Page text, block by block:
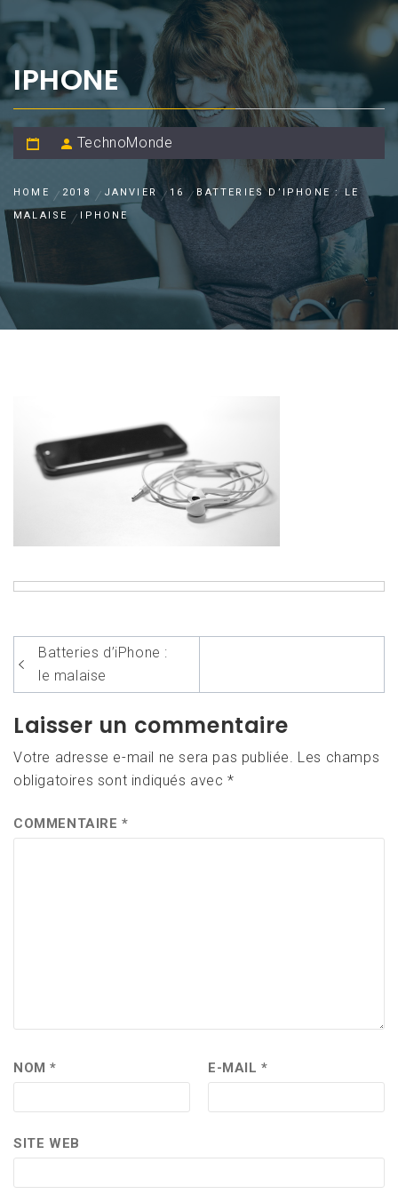
IPHONE
TechnoMonde
HOME 2018 JANVIER 16
BATTERIES D’IPHONE : LE
MALAISE
IPHONE
Navigation
de
l’article
Batteries d’iPhone :
le malaise
Laisser un commentaire
Votre adresse e-mail ne sera pas publiée. Les champs
obligatoires sont indiqués avec*
COMMENTAIRE*
NOM* E-MAIL*
SITE WEB